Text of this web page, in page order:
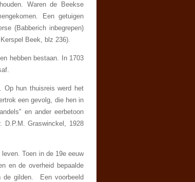
Waren de Beekse
Een getuigen
(Babbe­rich inbegrepen)
Beek, blz 236).
hebben bestaan. In 1703
Op hun thuisreis werd het
een gevolg, die hen in
en ander eerbetoon
D.P.M. Graswinckel, 1928
Toen in de 19e eeuw
en de overheid bepaalde
de gilden. Een voorbeeld